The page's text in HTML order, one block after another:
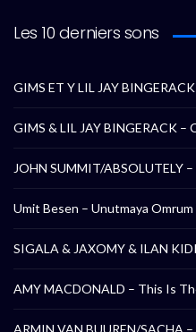
Les 10 derniers sons
GIMS ET Y LIL JAY
GIMS & LIL JAY BINGERACK –
JOHN SUMMIT/ABSOLUTELY
Umit Besen – Unutmaya
SIGALA & JAXOMY & ILAN
AMY MACDONALD – This Is